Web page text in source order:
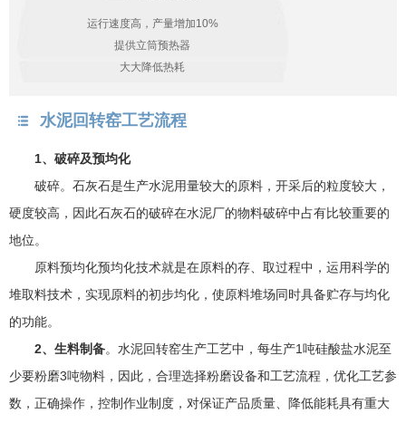
运行速度高，产量增加10%
提供立筒预热器
大大降低热耗
水泥回转窑工艺流程
1、破碎及预均化
破碎。石灰石是生产水泥用量较大的原料，开采后的粒度较大，
硬度较高，因此石灰石的破碎在水泥厂的物料破碎中占有比较重要的
地位。
原料预均化预均化技术就是在原料的存、取过程中，运用科学的
堆取料技术，实现原料的初步均化，使原料堆场同时具备贮存与均化
的功能。
2、生料制备。水泥回转窑生产工艺中，每生产1吨硅酸盐水泥至
少要粉磨3吨物料，因此，合理选择粉磨设备和工艺流程，优化工艺参
数，正确操作，控制作业制度，对保证产品质量、降低能耗具有重大